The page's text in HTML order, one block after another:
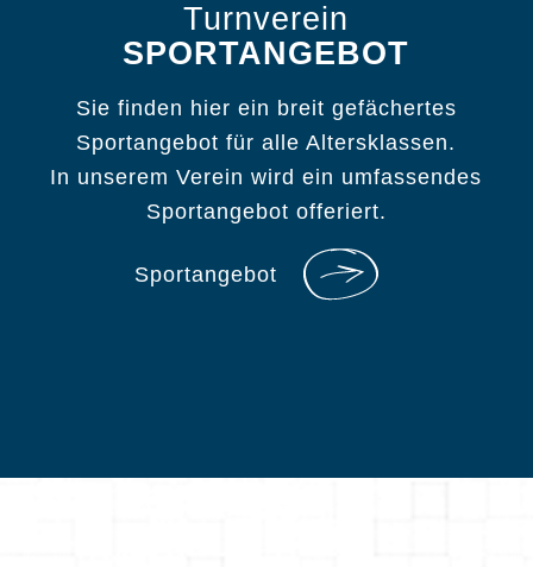
Turnverein
SPORTANGEBOT
Sie finden hier ein breit gefächertes
Sportangebot für alle Altersklassen.
In unserem Verein wird ein umfassendes
Sportangebot offeriert.
Sportangebot